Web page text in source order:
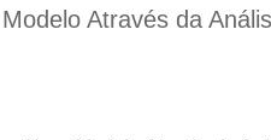
Através da